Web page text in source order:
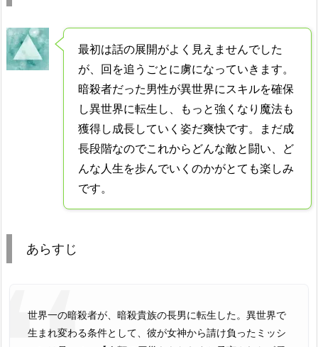
最初は話の展開がよく見えませんでした
が、回を追うごとに虜になっていきます。
暗殺者だった男性が異世界にスキルを確保
し異世界に転生し、もっと強くなり魔法も
獲得し成長していく姿だ爽快です。まだ成
長段階なのでこれからどんな敵と闘い、ど
んな人生を歩んでいくのかがとても楽しみ
です。
あらすじ
世界一の暗殺者が、暗殺貴族の長男に転生した。異世界で
生まれ変わる条件として、彼が女神から請け負ったミッシ